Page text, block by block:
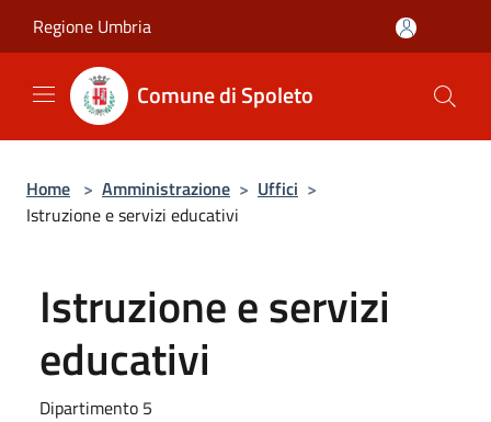
Regione Umbria
Comune di Spoleto
Home > Amministrazione > Uffici >
Istruzione e servizi educativi
Istruzione e servizi
educativi
Dipartimento 5